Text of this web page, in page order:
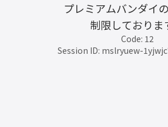
プレミアムバンダイ
制限しておりま
Code: 12
Session ID: mslryuew-